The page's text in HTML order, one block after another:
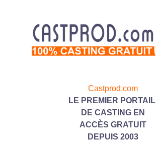
Castprod.com
LE PREMIER PORTAIL
DE CASTING EN
ACC ÈS GRATUIT
DEPUIS 2003